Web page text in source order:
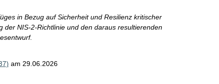
in Bezug auf Sicherheit und Resilienz kritischer
der NIS-2-Richtlinie und den daraus resultierenden
am 29.06.2026